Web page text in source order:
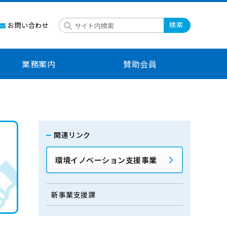
お問い合わせ 検索
業務案内 賛助会員
関連リンク
環境イノベーション支援事業
新事業支援課